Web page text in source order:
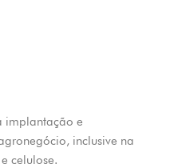
implantação e
inclusive na
celulose.